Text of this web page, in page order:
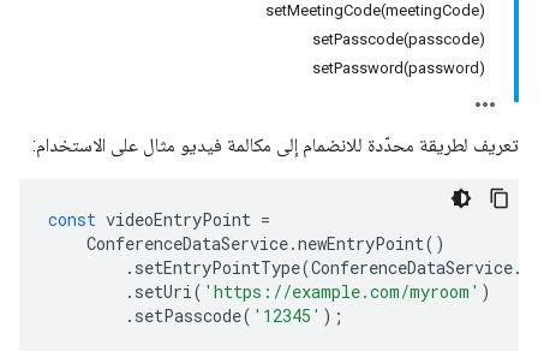
setMeetingCode(meetingCode)
setPasscode(passcode)
setPassword(password)
تعريف لطريقة محدّدة للانضمام إلى مكالمة فيديو مثال على الاستخدام:
const videoEntryPoint =
ConferenceDataService.newEntryPoint()
. setEntryPointType(ConferenceDataService.
. setUri( 'https://example.com/myroom' )
. setPasscode( '12345' );